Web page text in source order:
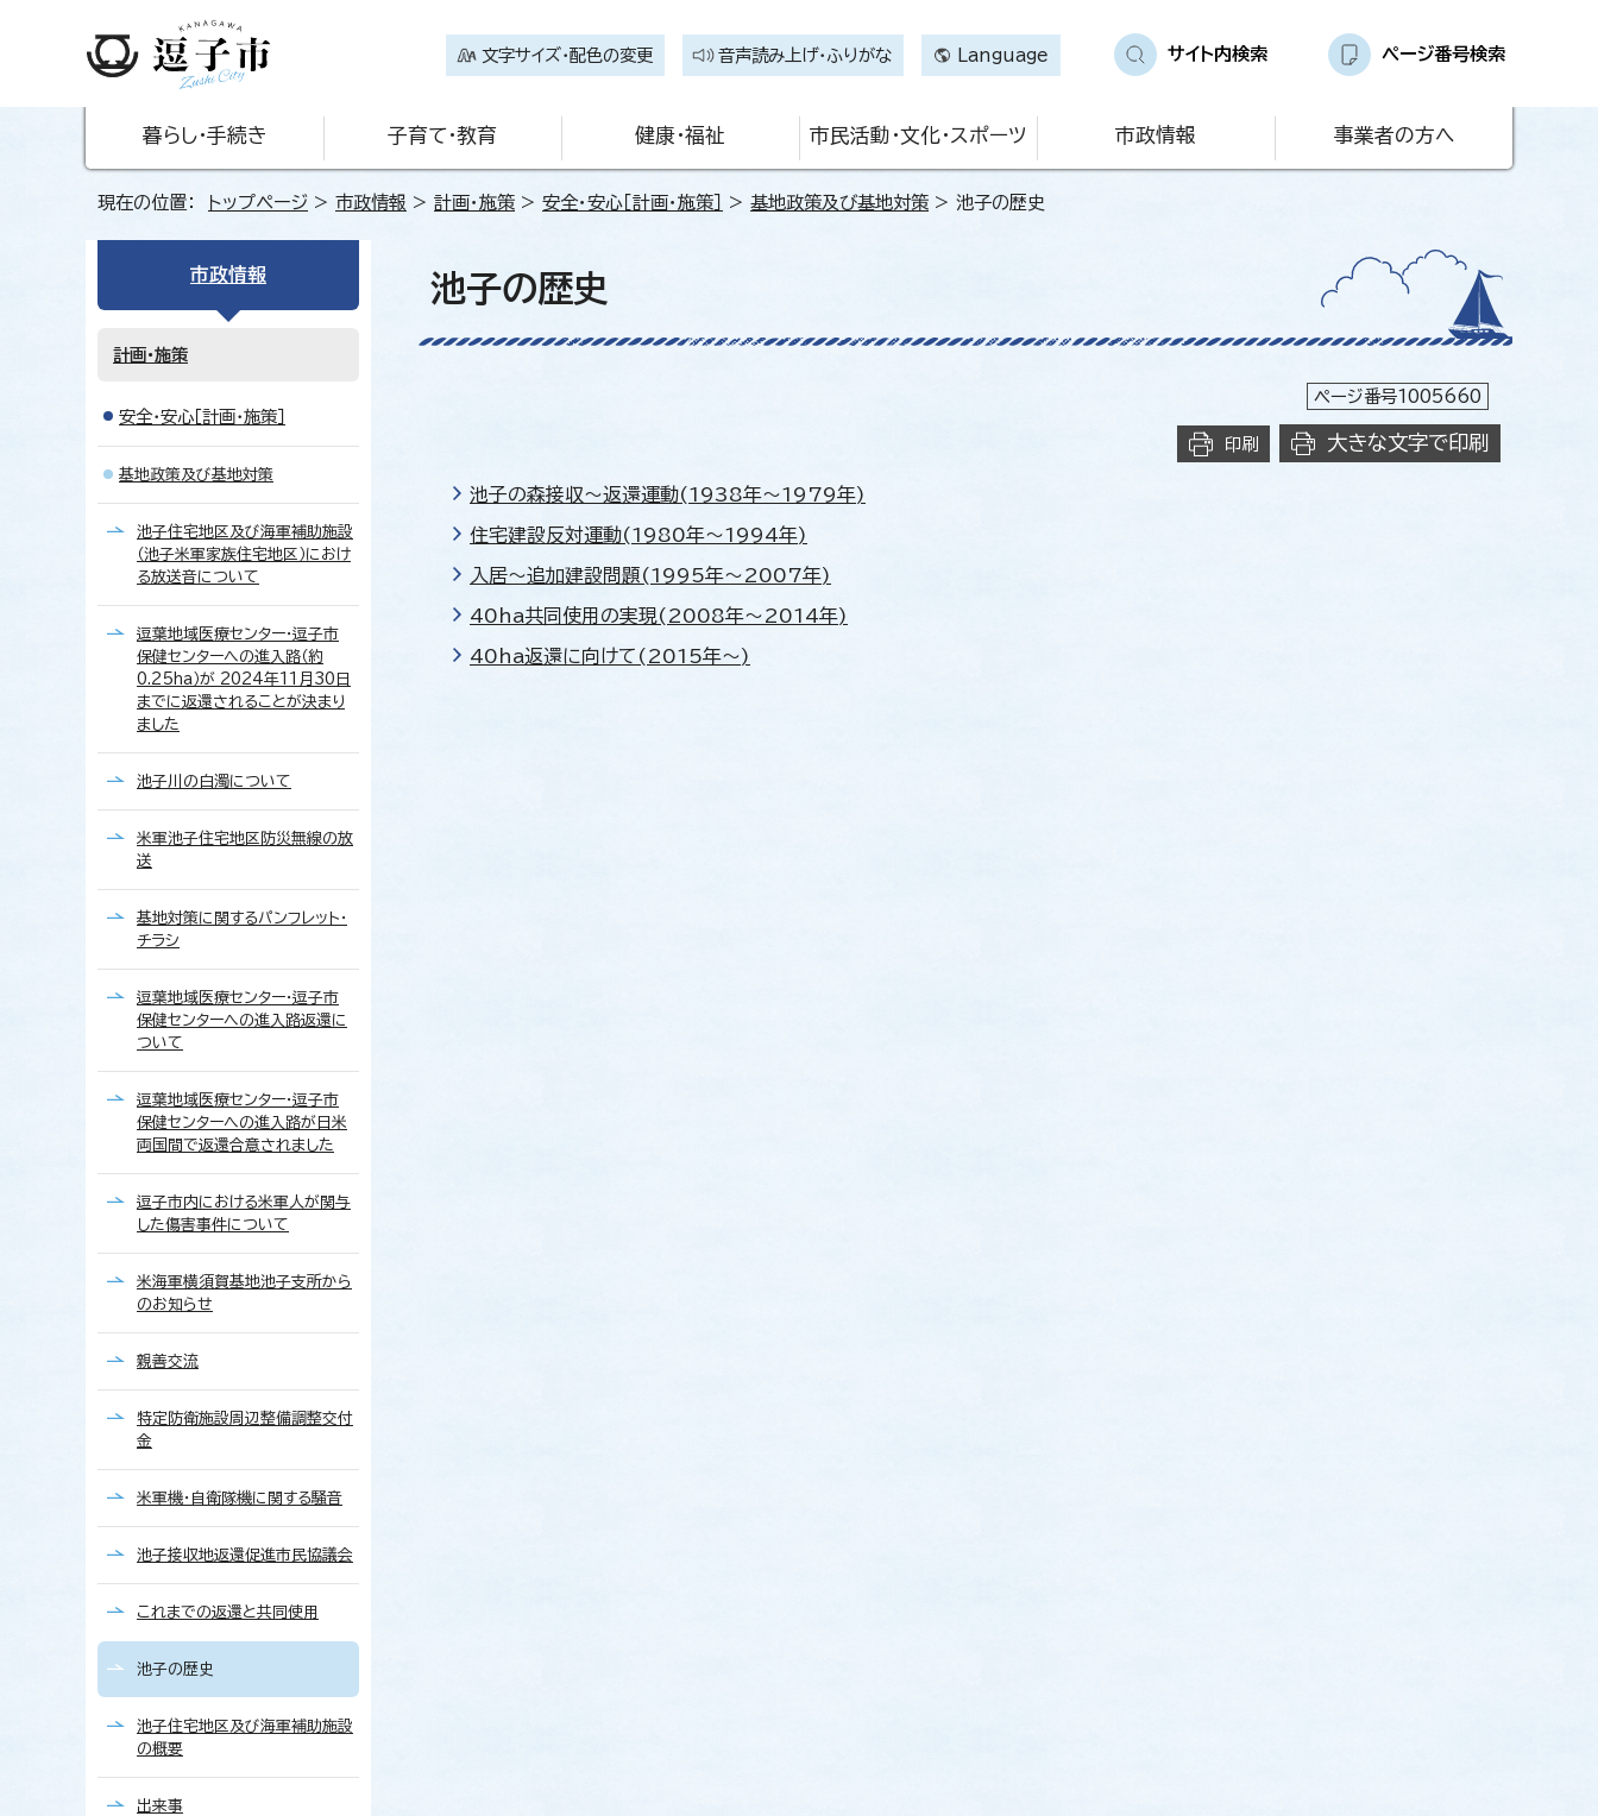
文字サイズ・配色の変更 音声読み上げ・ふりがな Language サイト内検索 ページ番号検索
暮らし・手続き 子育て・教育 健康・福祉 市民活動・文化・スポーツ 市政情報 事業者の方へ
現在の位置： トップページ > 市政情報 > 計画・施策 > 安全・安心［計画・施策］ > 基地政策及び基地対策 > 池子の歴史
池子の歴史
ページ番号1005660
印刷 大きな文字で印刷
池子の森接収～返還運動(1938年～1979年)
住宅建設反対運動(1980年～1994年)
入居～追加建設問題(1995年～2007年)
40ha共同使用の実現(2008年～2014年)
40ha返還に向けて(2015年～)
市政情報
計画・施策
安全・安心［計画・施策］
基地政策及び基地対策
池子住宅地区及び海軍補助施設
（池子米軍家族住宅地区）におけ
る放送音について
逗葉地域医療センター・逗子市
保健センターへの進入路（約
0.25ha）が 2024年11月30日
までに返還されることが決まり
ました
池子川の白濁について
米軍池子住宅地区防災無線の放
送
基地対策に関するパンフレット・
チラシ
逗葉地域医療センター・逗子市
保健センターへの進入路返還に
ついて
逗葉地域医療センター・逗子市
保健センターへの進入路が日米
両国間で返還合意されました
逗子市内における米軍人が関与
した傷害事件について
米海軍横須賀基地池子支所から
のお知らせ
親善交流
特定防衛施設周辺整備調整交付
金
米軍機・自衛隊機に関する騒音
池子接収地返還促進市民協議会
これまでの返還と共同使用
池子の歴史
池子住宅地区及び海軍補助施設
の概要
出来事